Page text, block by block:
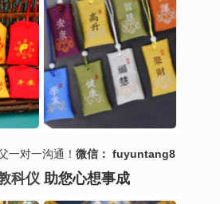
一对一沟通！ 微信： fuyuntang8
科仪助您心想事成